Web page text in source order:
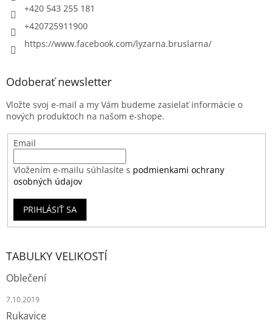
+420 543 255 181
+420725911900
https://www.facebook.com/lyzarna.bruslarna/
Odoberať newsletter
Vložte svoj e-mail a my Vám budeme zasielať informácie o
nových produktoch na našom e-shope.
Email
Vložením e-mailu súhlasíte s podmienkami ochrany
osobných údajov
PRIHLÁSIŤ SA
TABULKY VELIKOSTÍ
Oblečení
7.10.2019
Rukavice